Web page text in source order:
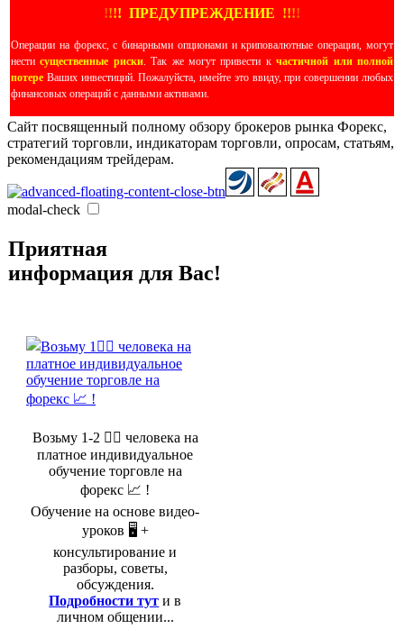
!!!! ПРЕДУПРЕЖДЕНИЕ !!!!
Операции на форекс, с бинарными опционами и криповалютные операции, могут
нестисущественные риски. Так же могут привести кчастичной или полной
потере Ваших инвестиций. Пожалуйста, имейте это ввиду, при совершении любых
финансовых операций с данными активами.
Сайт посвященный полному обзору брокеров рынка Форекс,
стратегий торговли, индикаторам торговли, опросам, статьям,
рекомендациям трейдерам.
modal-check
Приятная
информация для Вас!
Возьму 1-2 🤵‍♂️ человека на
платное индивидуальное
обучение торговле на
форекс 📈 !
Обучение на основе видео-
уроков 🖥️ +
консультирование и
разборы, советы,
обсуждения.
Подробности тут и в
личном общении...